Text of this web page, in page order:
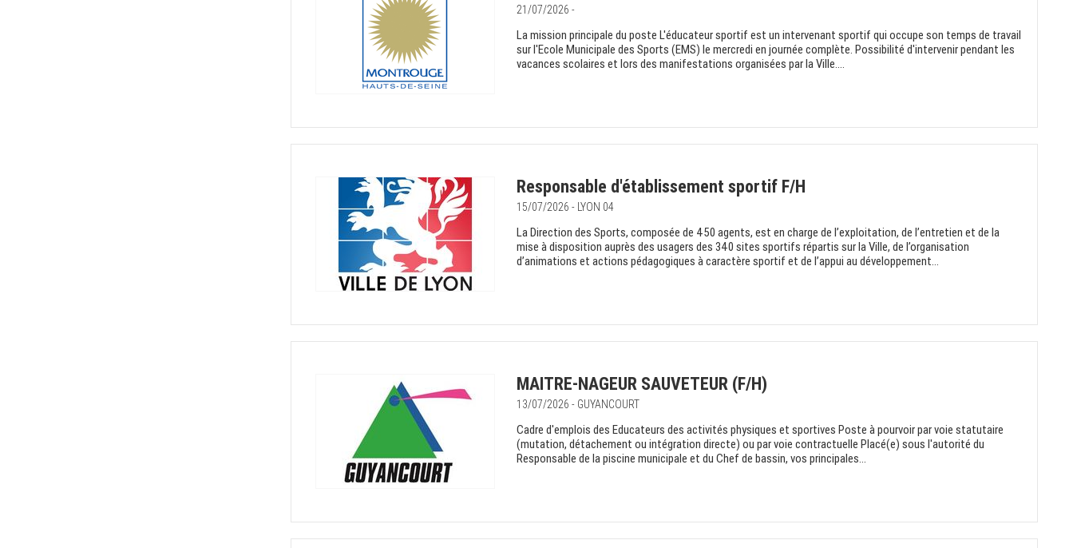
21/07/2026 -
La mission principale du poste L'éducateur sportif est un intervenant sportif qui occupe son temps de travail
sur l'Ecole Municipale des Sports (EMS) le mercredi en journée complète. Possibilité d'intervenir pendant les
vacances scolaires et lors des manifestations organisées par la Ville....
Responsable d'établissement sportif F/H
15/07/2026 - LYON 04
La Direction des Sports, composée de 450 agents, est en charge de l’exploitation, de l’entretien et de la
mise à disposition auprès des usagers des 340 sites sportifs répartis sur la Ville, de l’organisation
d’animations et actions pédagogiques à caractère sportif et de l’appui au développement...
MAITRE-NAGEUR SAUVETEUR (F/H)
13/07/2026 - GUYANCOURT
Cadre d'emplois des Educateurs des activités physiques et sportives Poste à pourvoir par voie statutaire
(mutation, détachement ou intégration directe) ou par voie contractuelle Placé(e) sous l'autorité du
Responsable de la piscine municipale et du Chef de bassin, vos principales...